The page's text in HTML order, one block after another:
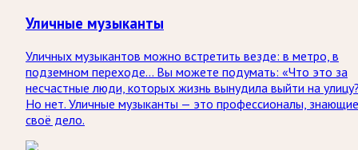
Уличные музыканты
Уличных музыкантов можно встретить везде: в метро, в
подземном переходе… Вы можете подумать: «Что это за
несчастные люди, которых жизнь вынудила выйти на
Но нет. Уличные музыканты — это профессионалы, знающие
своё дело.